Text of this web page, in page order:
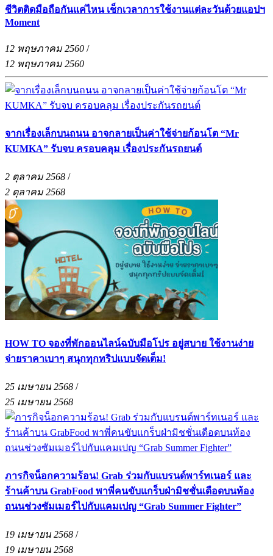
ชีวิตติดมือถือกันแค่ไหน เช็กเวลาการใช้งานแต่ละวันด้วยแอปฯ
Moment
12 พฤษภาคม 2560 /
12 พฤษภาคม 2560
จากเรื่องเล็กบนถนน อาจกลายเป็นค่าใช้จ่ายก้อนโต “Mr
KUMKA” รับจบ ครอบคลุม เรื่องประกันรถยนต์
2 ตุลาคม 2568 /
2 ตุลาคม 2568
HOW TO จองที่พักออนไลน์ฉบับมือโปร อยู่สบาย ใช้งานง่าย
จ่ายราคาเบาๆ สนุกทุกทริปแบบจัดเต็ม!
25 เมษายน 2568 /
25 เมษายน 2568
ภารกิจน็อกความร้อน! Grab ร่วมกับแบรนด์พาร์ทเนอร์ และ
ร้านค้าบน GrabFood พาพี่คนขับแกร็บฝ่ามิชชั่นเดือดบนท้อง
ถนนช่วงซัมเมอร์ไปกับแคมเปญ “Grab Summer Fighter”
19 เมษายน 2568 /
19 เมษายน 2568